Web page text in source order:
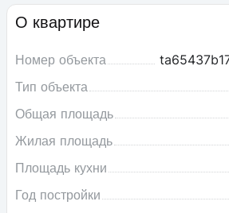
О квартире
Номер объекта
Тип объекта
Общая площадь
Жилая площадь
Площадь кухни
Год постройки